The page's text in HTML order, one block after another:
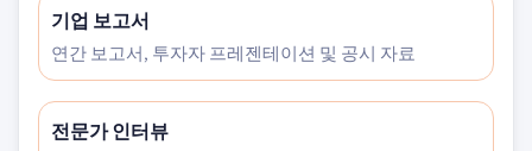
기업 보고서
연간 보고서, 투자자 프레젠테이션 및 공시 자료
전문가 인터뷰